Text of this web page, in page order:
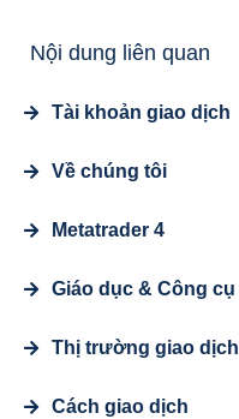
Nội dung liên quan
Tài khoản giao dịch
Về chúng tôi
Metatrader 4
Giáo dục & Công cụ
Thị trường giao dịch
Cách giao dịch